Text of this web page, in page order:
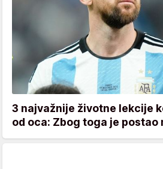
3 najvažnije životne lekcije
od oca: Zbog toga je postao